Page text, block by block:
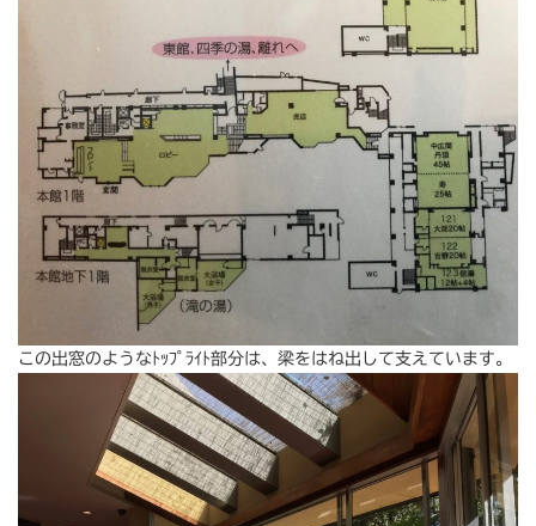
この出窓のようなﾄｯﾌﾟﾗｲﾄ部分は、梁をはね出して支えています。